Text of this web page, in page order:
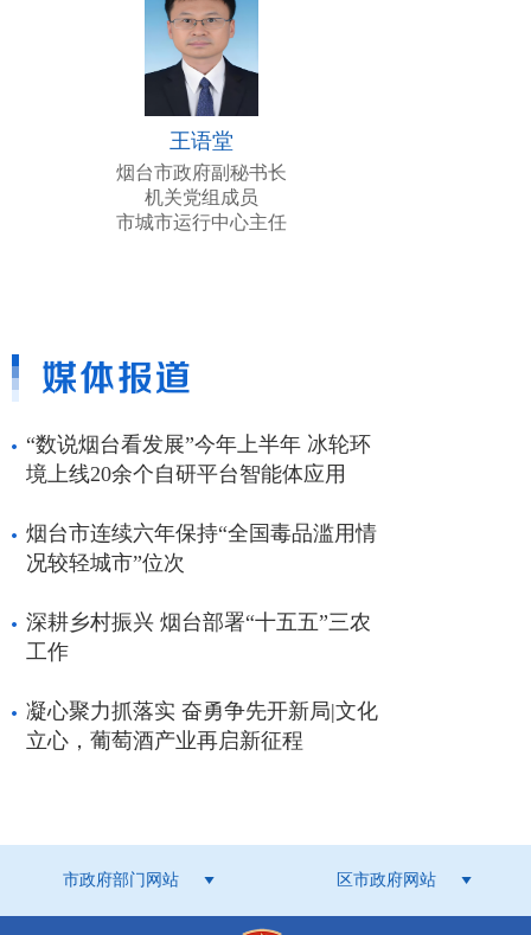
[2026年4月28日链聚新动能 再启新征程——烟台市葡萄酒
产业链2026年新闻发布会文字实录]
2026年4月28日召开链聚新动能 再启新征程——烟台市葡
萄酒产业链2026年新闻发布会，邀请了烟台市人大常委会
党组书记、主任，葡萄酒产业链链长于永信；烟台市商务
局党组书记、局长，葡萄酒产业链链办主任杨东霖；烟台
牛岭葡萄酒有限公司总裁杨基熔，介绍相关情况，并回答
记者朋友们关心的问题。
[2026年4月24日“抓落实 开新局”主题系列新闻发布会文字
实录]市政府新闻办公室于2026年4月24日召开“抓落实 开
局党组书记、局长张宏；烟台市工业和信息化局党组成员
程建军；烟台市工业和信息化局党组成员、副局长刘忠
人张正功，介绍相关情况，并回答记者朋友们关心的问
题。
[2026年4月24日“抓落实 开新局”主题系列新闻发布会文字
市政府新闻办公室于2026年4月24日召开“抓落实 开
王语堂
烟台市政府副秘书长
机关党组成员
市城市运行中心主任
“数说烟台看发展”今年上半年 冰轮环
境上线20余个自研平台智能体应用
烟台市连续六年保持“全国毒品滥用情
况较轻城市”位次
深耕乡村振兴 烟台部署“十五五”三农
工作
凝心聚力抓落实 奋勇争先开新局|文化
立心，葡萄酒产业再启新征程
市政府部门网站 区市政府网站